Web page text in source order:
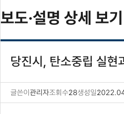
보도·설명 상세 보기
당진시, 탄소중립 실현
글쓴이관리자조회수28생성일